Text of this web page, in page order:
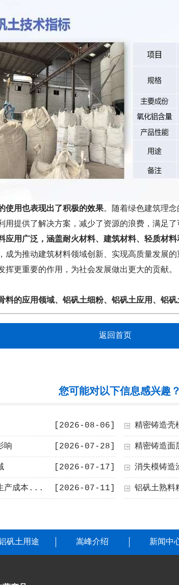
使用也表现出了积极的效果。随着绿色建筑理
用提供了解决方案，减少了资源的浪费，满足了
应用广泛，涵盖耐火材料、建筑材料、轻质材料
成为推动建筑材料领域创新、实现高质量发展
更重要的作用，为社会发展做出更大的贡献。
料的应用领域、 铝矾土细粉、 铝矾土应用、 铝矾
返回首页
您可能对以下信息感兴趣？
[2026-08-06] 精密铸造壳
[2026-07-28]
响 精密铸造
[2026-07-17] 消失模铸
[2026-07-11]
产成本... 铝矾土熟料
矾土用途 嵩峰介绍 新闻中